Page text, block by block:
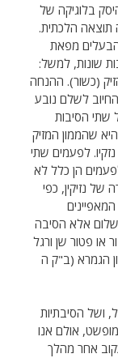
בלוגיקה של
תוצאה הלכתית.
מפאת
שונות, למשל:
(כשור). ההנחה
לשלם נובע
שתי הסיבות
שהממון המזיק
לפעמים שתי
הן כלל לא
נזיקין, כפי
אלא הסיבה
או פטור שן ורגל
הגמרא (ב"ק ה
ושל הסיבתיות
אולם אנו
אחר מהלך